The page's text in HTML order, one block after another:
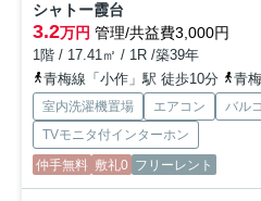
シャトー霞台
3.2万円 管理/共益費3,000円
1階 / 17.41㎡ / 1R /築39年
青梅線「小作」駅 徒歩10分
青
室内洗濯機置場 エアコン バル
TVモニタ付インターホン
仲手無料 敷礼0 フリーレント